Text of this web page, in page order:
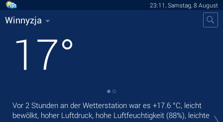
23:11, Samstag, 8 August
Winnyzja
17°
Vor 2 Stunden an der Wetterstation war es +17.6 °C, leicht
bewölkt, hoher Luftdruck, hohe Luftfeuchtigkeit (88%), leichte